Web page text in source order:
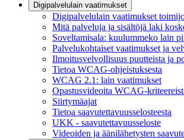
Digipalvelulain vaatimukset
Digipalvelulain vaatimukset
Mitä palveluja ja sisältöjä laki
Soveltamisala: kuulummeko lain
Palvelukohtaiset vaatimukset ja
Ilmoitusvelvollisuus puutteista ja
Tietoa WCAG-ohjeistuksesta
WCAG 2.1: lain vaatimukset
Opastusvideoita WCAG-
Siirtymäajat
Tietoa saavutettavuusselosteesta
UKK - saavutettavuusseloste
Videoiden ja äänilähetysten